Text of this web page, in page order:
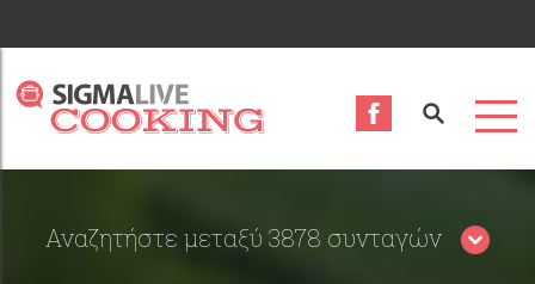
Αναζητήστε μεταξύ 3878 συνταγών